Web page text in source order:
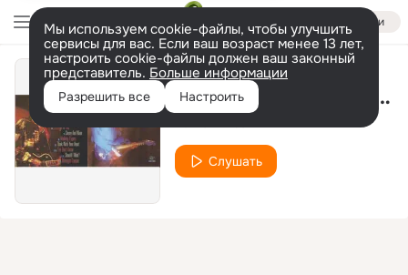
Войти
Мы используем cookie-файлы, чтобы улучшить
сервисы для вас. Если ваш возраст менее 13 лет,
настроить cookie-файлы должен ваш законный
представитель. Больше информации
Разрешить все Настроить Let's Have A Little Talk (Album Version)
Слушать